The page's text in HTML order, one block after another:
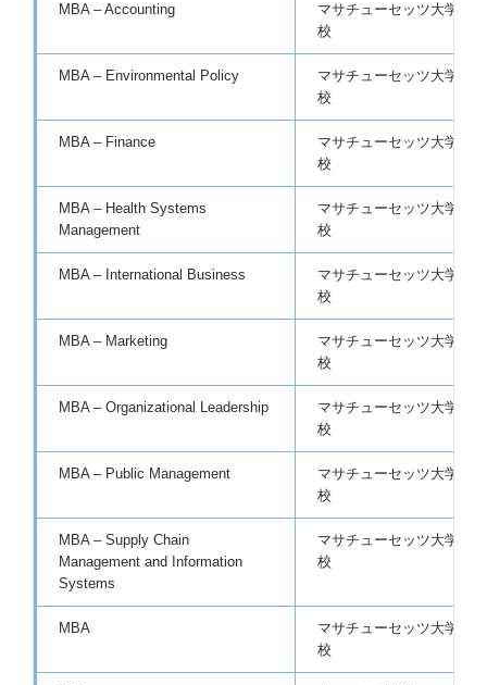
MBA – Accounting
マサチューセッツ大学ダ
校
MBA – Environmental Policy
マサチューセッツ大学ダ
校
MBA – Finance
マサチューセッツ大学ダ
校
MBA – Health Systems
Management
マサチューセッツ大学ダ
校
MBA – International Business
マサチューセッツ大学ダ
校
MBA – Marketing
マサチューセッツ大学ダ
校
MBA – Organizational Leadership
マサチューセッツ大学ダ
校
MBA – Public Management
マサチューセッツ大学ダ
校
MBA – Supply Chain
Management and Information
Systems
マサチューセッツ大学ダ
校
MBA
マサチューセッツ大学ロ
校